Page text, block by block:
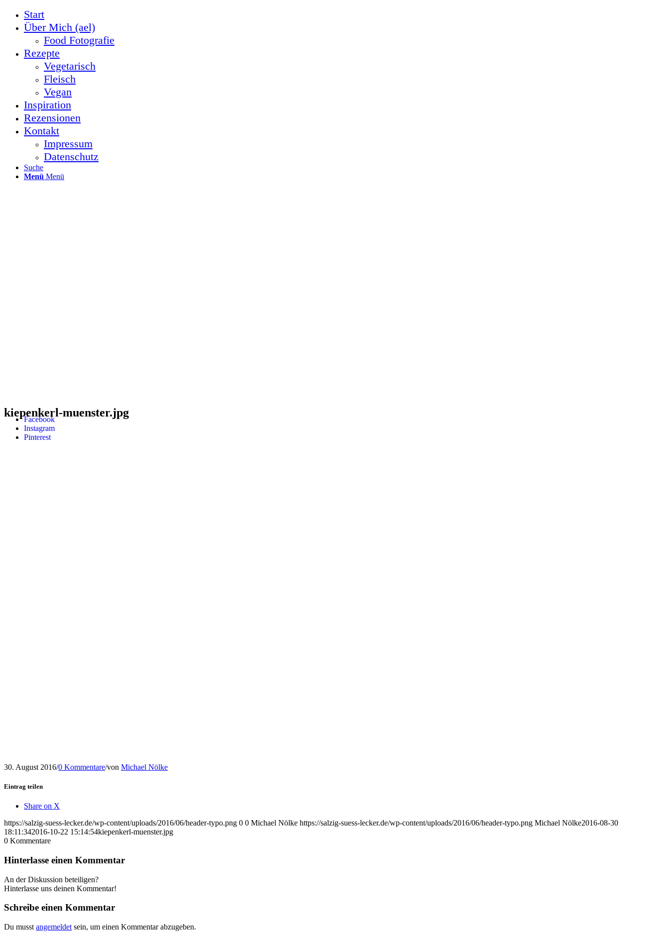
Start
Über Mich (ael)
Food Fotografie
Rezepte
Vegetarisch
Fleisch
Vegan
Inspiration
Rezensionen
Kontakt
Impressum
Datenschutz
Suche
Menü Menü
Facebook
Instagram
Pinterest
kiepenkerl-muenster.jpg
30. August 2016/0 Kommentare/von Michael Nölke
Eintrag teilen
Share on X
https://salzig-suess-lecker.de/wp-content/uploads/2016/06/header-typo.png 0 0 Michael Nölke https://salzig-suess-lecker.de/wp-content/uploads/2016/06/header-typo.png Michael Nölke2016-08-30
18:11:342016-10-22 15:14:54kiepenkerl-muenster.jpg
0 Kommentare
Hinterlasse einen Kommentar
An der Diskussion beteiligen?
Hinterlasse uns deinen Kommentar!
Schreibe einen Kommentar
Du musst angemeldet sein, um einen Kommentar abzugeben.